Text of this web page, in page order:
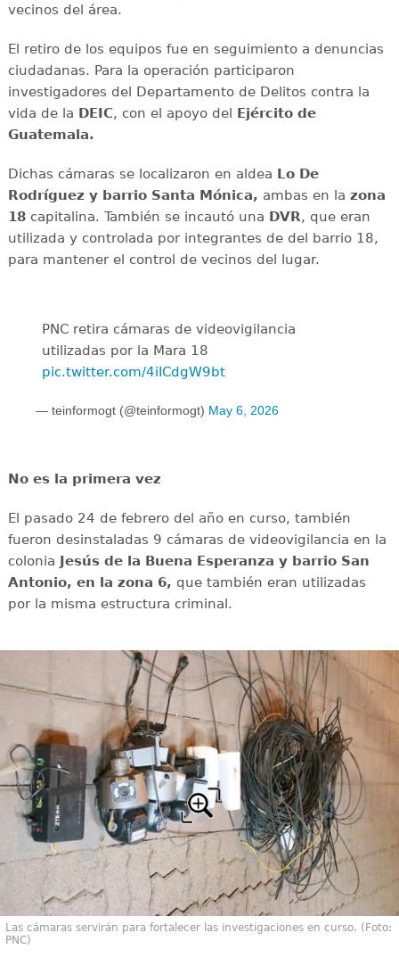
vecinos del área.
El retiro de los equipos fue en seguimiento a denuncias
ciudadanas. Para la operación participaron
investigadores del Departamento de Delitos contra la
vida de la DEIC, con el apoyo del Ejército de
Guatemala.
Dichas cámaras se localizaron en aldea Lo De
Rodríguez y barrio Santa Mónica, ambas en la zona
18capitalina. También se incautó una DVR, que eran
utilizada y controlada por integrantes de del barrio 18,
para mantener el control de vecinos del lugar.
PNC retira cámaras de videovigilancia
utilizadas por la Mara 18
pic.twitter.com/4iICdgW9bt
— teinformogt (@teinformogt) May 6, 2026
No es la primera vez
El pasado 24 de febrero del año en curso, también
fueron desinstaladas 9 cámaras de videovigilancia en la
colonia Jesús de la Buena Esperanza y barrio San
Antonio, en la zona 6, que también eran utilizadas
por la misma estructura criminal.
Las cámaras servirán para fortalecer las investigaciones en curso. (Foto:
PNC)